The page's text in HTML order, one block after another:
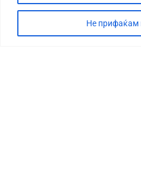
Не прифаќам